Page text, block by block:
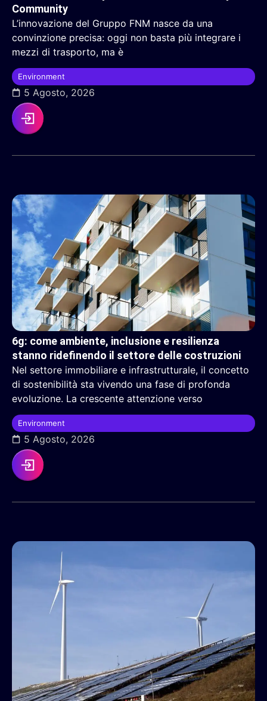
Community
L’innovazione del Gruppo FNM nasce da una
convinzione precisa: oggi non basta più integrare i
mezzi di trasporto, ma è
Environment
5 Agosto, 2026
6g: come ambiente, inclusione e resilienza
stanno ridefinendo il settore delle costruzioni
Nel settore immobiliare e infrastrutturale, il concetto
di sostenibilità sta vivendo una fase di profonda
evoluzione. La crescente attenzione verso
Environment
5 Agosto, 2026